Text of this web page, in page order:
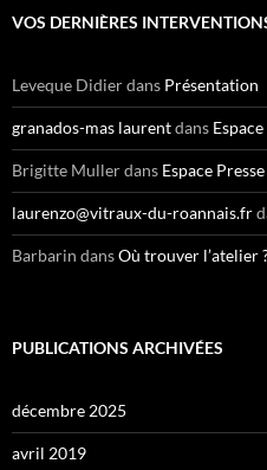
e
h
e
r
:
VOS DERNIÈRES
Leveque Didierdans Présentation
granados-mas laurentdans
Brigitte Mullerdans Espace Presse
laurenzo@vitraux-du-roannais.fr
Barbarin dansOù trouver l’atelier
PUBLICATIONS ARCHIVÉES
décembre 2025
avril 2019